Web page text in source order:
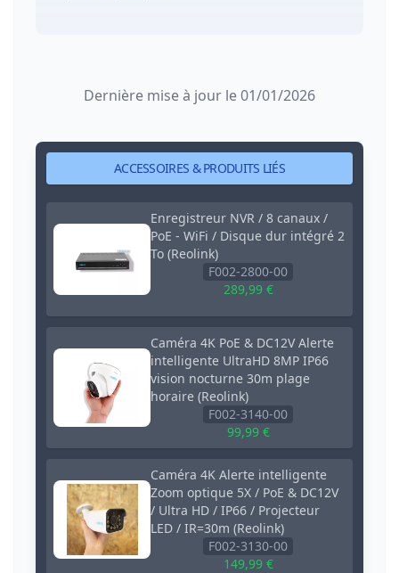
ACCESSOIRES & PRODUITS LIÉS
Enregistreur NVR / 8 canaux /
PoE - WiFi / Disque dur intégré 2
To (Reolink)
F002-2800-00
289,99 €
Caméra 4K PoE & DC12V Alerte
intelligente UltraHD 8MP IP66
vision nocturne 30m plage
horaire (Reolink)
F002-3140-00
99,99 €
Caméra 4K Alerte intelligente
Zoom optique 5X / PoE & DC12V
/ Ultra HD / IP66 / Projecteur
LED / IR=30m (Reolink)
F002-3130-00
149,99 €
Dernière mise à jour le 01/01/2026